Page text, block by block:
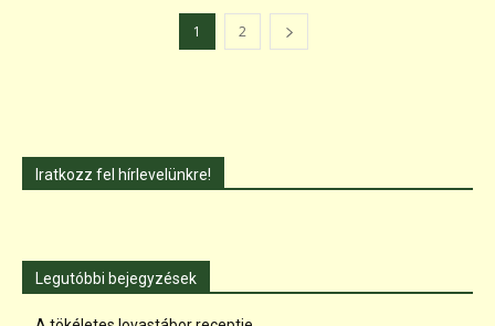
1 2
Iratkozz fel hírlevelünkre!
Legutóbbi bejegyzések